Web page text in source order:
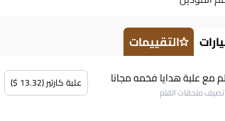
التقييمات
مع علبة هدايا فخمه مجانا
ملحقات القلم
علبة كارتير (13.32 $)